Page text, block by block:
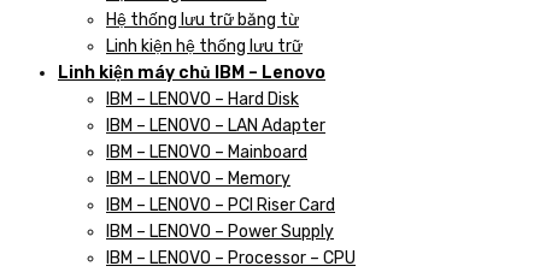
Hệ thống lưu trữ băng từ
Linh kiện hệ thống lưu trữ
Linh kiện máy chủ IBM – Lenovo
IBM – LENOVO – Hard Disk
IBM – LENOVO – LAN Adapter
IBM – LENOVO – Mainboard
IBM – LENOVO – Memory
IBM – LENOVO – PCI Riser Card
IBM – LENOVO – Power Supply
IBM – LENOVO – Processor – CPU